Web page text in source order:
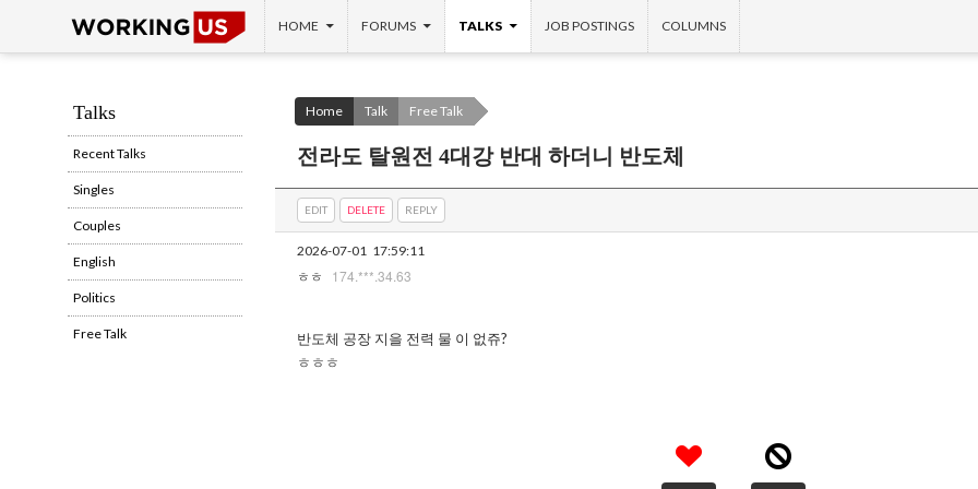
SKIP TO CONTENT
HOME FORUMS TALKS JOB POSTINGS COLUMNS
Home Talk Free Talk
전라도 탈원전 4대강 반대 하더니 반도체
EDIT DELETE REPLY
2026-07-01 17:59:11
ㅎㅎ 174.***.34.63
반도체 공장 지을 전력 물 이 없쥬?
ㅎㅎㅎ
Talks
Recent Talks
Singles
Couples
English
Politics
Free Talk